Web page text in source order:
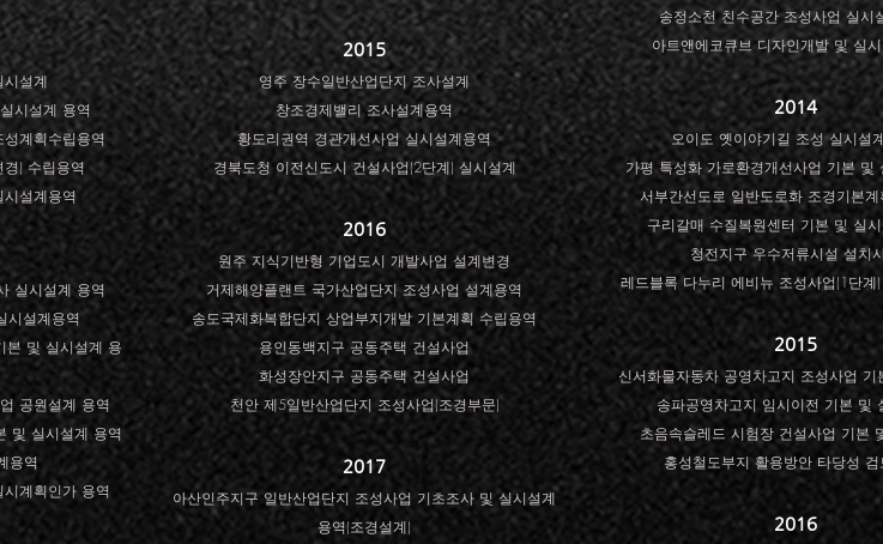
설계
시설계 용역
계획수립용역
) 수립용역
설계용역
실시설계 용역
시설계용역
본 및 실시설계 용
공원설계 용역
및 실시설계 용역
용역
계획인가 용역
2015
영주 장수일반산업단지 조사설계
창조경제밸리 조사설계용역
황도리권역 경관개선사업 실시설계용역
경북도청 이전신도시 건설사업(2단계) 실시설계
2016
원주 지식기반형 기업도시 개발사업 설계변경
거제해양플랜트 국가산업단지 조성사업 설계용역
송도국제화복합단지 상업부지개발 기본계획 수립용역
용인동백지구 공동주택 건설사업
화성장안지구 공동주택 건설사업
천안 제5일반산업단지 조성사업(조경부문)
2017
아산인주지구 일반산업단지 조성사업 기초조사 및 실시설계
용역(조경설계)
송정소천 친수공간 조성사업 실시
아트앤에코큐브 디자인개발 및 실
2014
오이도 옛이야기길 조성 실시설
가평 특성화 가로환경개선사업 기본 및
서부간선도로 일반도로화 조경기본계
구리갈매 수질복원센터 기본 및 실
청전지구 우수저류시설 설치
레드블록 다누리 에비뉴 조성사업(1단계
2015
신서화물자동차 공영차고지 조성사업 기
송파공영차고지 임시이전 기본 및
초음속슬레드 시험장 건설사업 기본
홍성철도부지 활용방안 타당성 검
2016